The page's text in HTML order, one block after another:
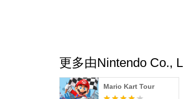
更多由Nintendo Co.,
Mario Kart Tour